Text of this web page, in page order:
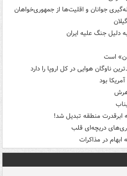
جوانان و اقلیت‌ها از جمهوری‌خواهان
جنگ علیه ایران
است
ناوگان هوایی در کل اروپا را دارد
بود
به ابرقدرت منطقه تبدیل شد!
دریچه‌ای قلب
در مذاکرات